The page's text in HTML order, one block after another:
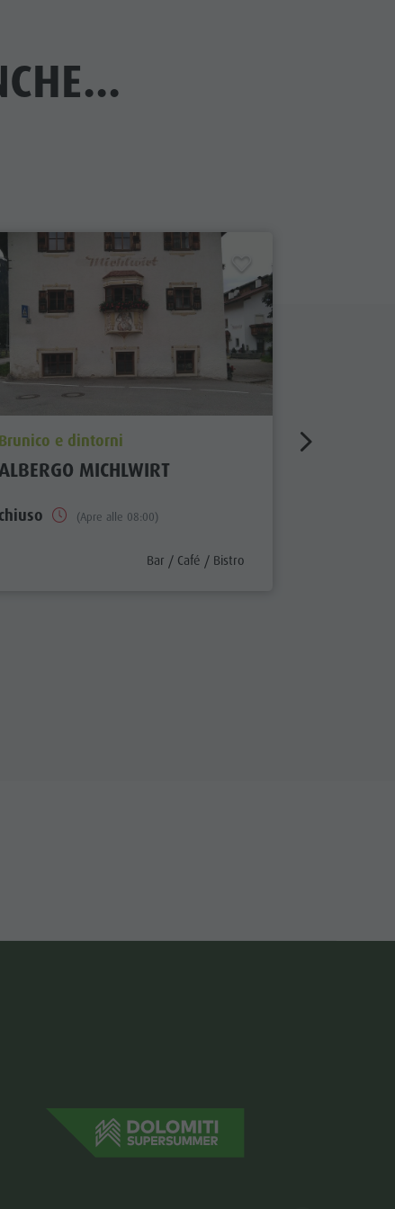
aria.poi_location_prefix
Brunico e dintorni
MICHLWIRT
chiuso (Apre alle 08:00)
aria.poi_category_prefix
Bar / Café / Bistro